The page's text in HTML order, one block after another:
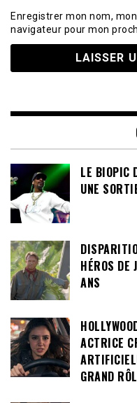
Enregistrer mon nom,
navigateur pour mon
LE BIOPIC
UNE
HÉROS DE
ANS
ACTRICE
GRAND